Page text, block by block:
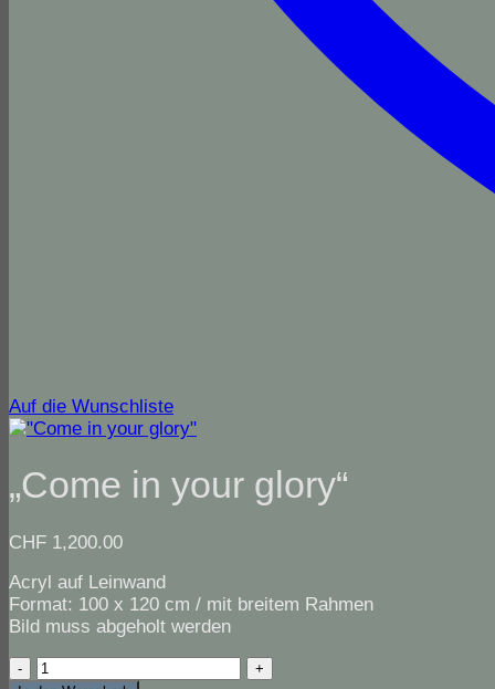
Auf die Wunschliste
„Come in your glory“
CHF 1,200.00
Acryl auf Leinwand
Format: 100 x 120 cm / mit breitem Rahmen
Bild muss abgeholt werden
"Come